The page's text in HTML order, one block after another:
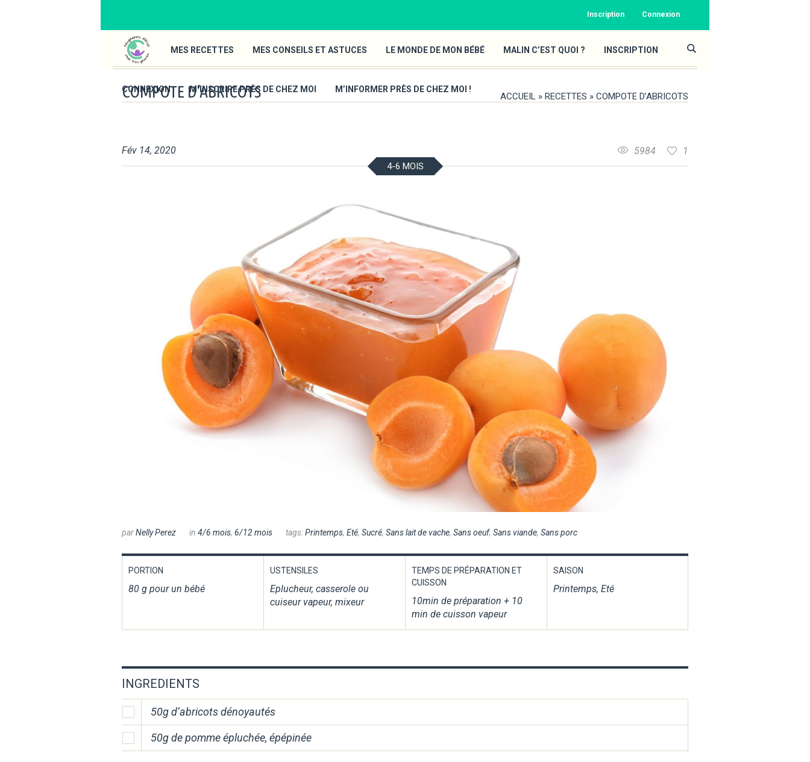
Inscription Connexion
MES RECETTES MES CONSEILS ET ASTUCES LE MONDE DE MON BÉBÉ MALIN C’EST QUOI ? INSCRIPTION
CONNEXION M’INSCRIRE PRÈS DE CHEZ MOI M’INFORMER PRÈS DE CHEZ MOI !
COMPOTE D’ABRICOTS ACCUEIL » RECETTES » COMPOTE D’ABRICOTS
Fév 14, 2020 1
5984
4-6 MOIS
parNelly Perez in 4/6 mois, 6/12 mois tags:Printemps, Eté, Sucré, Sans lait de vache, Sans oeuf, Sans viande, Sans porc
PORTION
80 g pour un bébé
USTENSILES
Eplucheur, casserole ou
cuiseur vapeur, mixeur
TEMPS DE PRÉPARATION ET
CUISSON
10min de préparation + 10
min de cuisson vapeur
SAISON
Printemps, Eté
INGREDIENTS
50g d’abricots dénoyautés
50g de pomme épluchée, épépinée